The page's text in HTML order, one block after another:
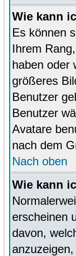
Wie kann
Es können
Ihrem
haben oder
größeres
Benutzer
Benutzer
Avatare
nach dem
Nach oben
Wie kann
erscheinen
davon,